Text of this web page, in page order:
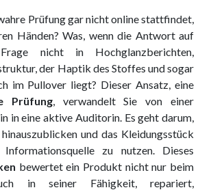
Prüfung gar nicht online stattfindet,
Händen? Was, wenn die Antwort auf
Frage nicht in Hochglanzberichten,
der Haptik des Stoffes und sogar
im Pullover liegt? Dieser Ansatz, eine
Prüfung, verwandelt Sie von einer
in eine aktive Auditorin. Es geht darum,
und das Kleidungsstück
zu nutzen. Dieses
bewertet ein Produkt nicht nur beim
in seiner Fähigkeit, repariert,